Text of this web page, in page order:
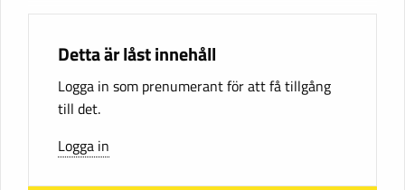
Detta är låst innehåll
Logga in som prenumerant för att få tillgång
till det.
Logga in